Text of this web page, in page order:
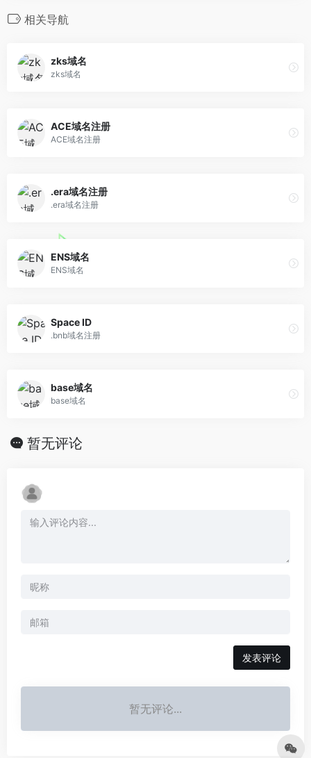
相关导航
zks域名
zks域名
ACE域名注册
ACE域名注册
.era域名注册
.era域名注册
ENS域名
ENS域名
Space ID
.bnb域名注册
base域名
base域名
暂无评论
发表评论
暂无评论...